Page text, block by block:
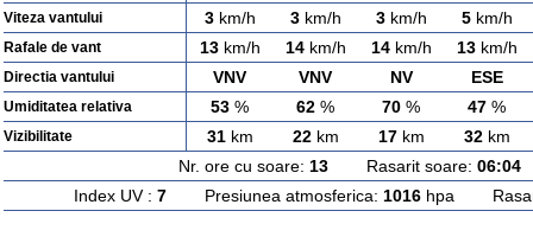
Viteza vantului 3km/h 3km/h 3km/h 5km/h
Rafale de vant 13km/h 14km/h 14km/h 13km/h
Directia vantului VNV VNV NV ESE
Umiditatea relativa 53 % 62 % 70 % 47 %
Vizibilitate 31km 22km 17km 32km
Nr. ore cu soare: 13Rasarit soare: 06:04
Index UV : 7Presiunea atmosferica: 1016hpa